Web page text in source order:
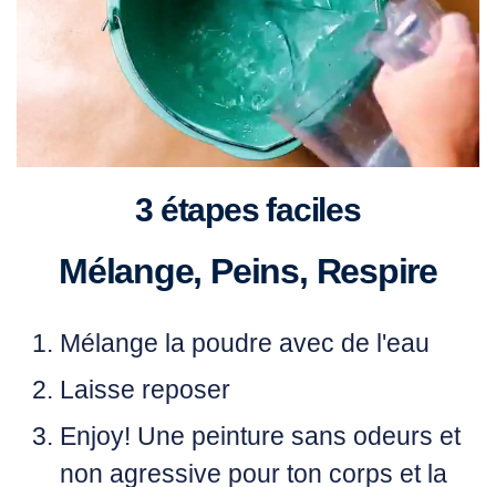
3 étapes faciles
Mélange, Peins, Respire
Mélange la poudre avec de l'eau
Laisse reposer
Enjoy! Une peinture sans odeurs et
non agressive pour ton corps et la